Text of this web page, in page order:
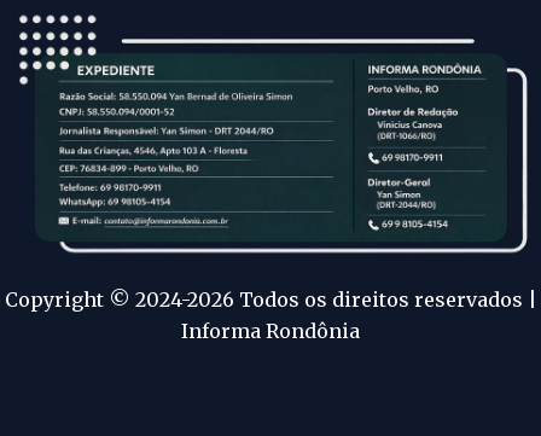
Copyright © 2024-2026 Todos os direitos reservados |
Informa Rondônia